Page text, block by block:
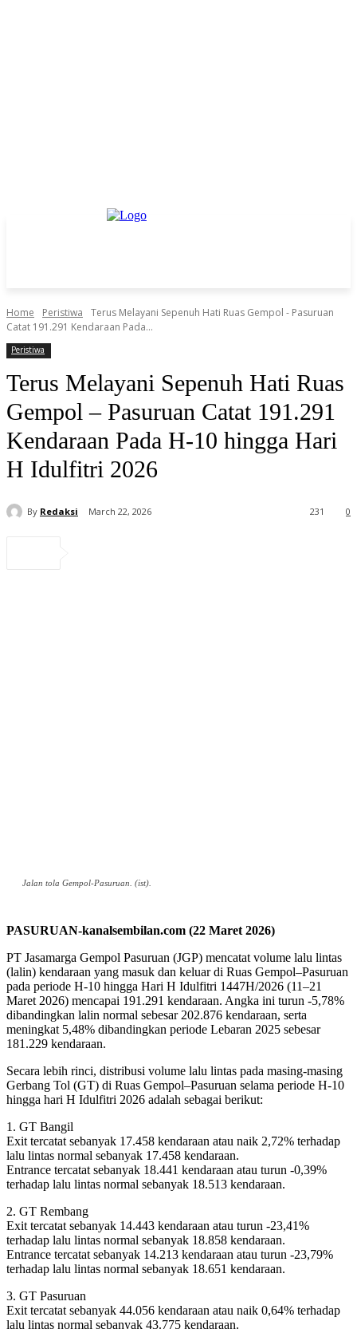
Home Peristiwa
Terus Melayani Sepenuh Hati Ruas Gempol - Pasuruan
Catat 191.291 Kendaraan Pada...
Peristiwa
Terus Melayani Sepenuh Hati Ruas
Gempol – Pasuruan Catat 191.291
Kendaraan Pada H-10 hingga Hari
H Idulfitri 2026
By Redaksi March 22, 2026 0
231
Jalan tola Gempol-Pasuruan. (ist).
PASURUAN-kanalsembilan.com (22 Maret 2026)
PT Jasamarga Gempol Pasuruan (JGP) mencatat volume lalu lintas
(lalin) kendaraan yang masuk dan keluar di Ruas Gempol–Pasuruan
pada periode H-10 hingga Hari H Idulfitri 1447H/2026 (11–21
Maret 2026) mencapai 191.291 kendaraan. Angka ini turun -5,78%
dibandingkan lalin normal sebesar 202.876 kendaraan, serta
meningkat 5,48% dibandingkan periode Lebaran 2025 sebesar
181.229 kendaraan.
Secara lebih rinci, distribusi volume lalu lintas pada masing-masing
Gerbang Tol (GT) di Ruas Gempol–Pasuruan selama periode H-10
hingga hari H Idulfitri 2026 adalah sebagai berikut:
1. GT Bangil
Exit tercatat sebanyak 17.458 kendaraan atau naik 2,72% terhadap
lalu lintas normal sebanyak 17.458 kendaraan.
Entrance tercatat sebanyak 18.441 kendaraan atau turun -0,39%
terhadap lalu lintas normal sebanyak 18.513 kendaraan.
2. GT Rembang
Exit tercatat sebanyak 14.443 kendaraan atau turun -23,41%
terhadap lalu lintas normal sebanyak 18.858 kendaraan.
Entrance tercatat sebanyak 14.213 kendaraan atau turun -23,79%
terhadap lalu lintas normal sebanyak 18.651 kendaraan.
3. GT Pasuruan
Exit tercatat sebanyak 44.056 kendaraan atau naik 0,64% terhadap
lalu lintas normal sebanyak 43.775 kendaraan.